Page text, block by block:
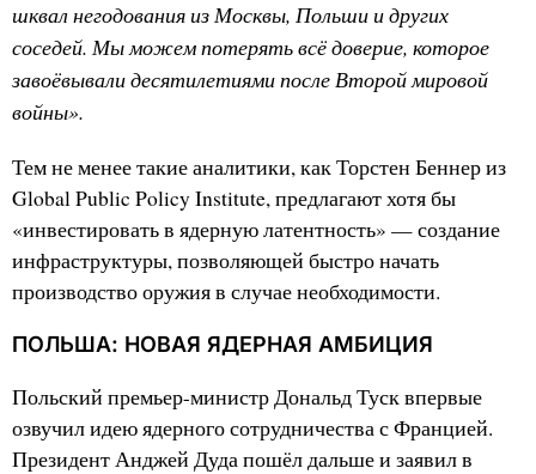
шквал негодования из Москвы, Польши и других
соседей. Мы можем потерять всё доверие, которое
завоёвывали десятилетиями после Второй мировой
войны».
Тем не менее такие аналитики, как Торстен Беннер из
Global Public Policy Institute, предлагают хотя бы
«инвестировать в ядерную латентность» — создание
инфраструктуры, позволяющей быстро начать
производство оружия в случае необходимости.
ПОЛЬША: НОВАЯ ЯДЕРНАЯ АМБИЦИЯ
Польский премьер-министр Дональд Туск впервые
озвучил идею ядерного сотрудничества с Францией.
Президент Анджей Дуда пошёл дальше и заявил в